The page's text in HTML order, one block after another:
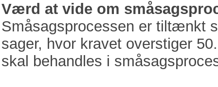
Værd at vide om
Småsagsprocessen er tiltænkt
sager, hvor kravet overstiger
skal behandles i